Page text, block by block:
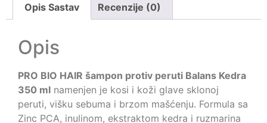
Opis Sastav Recenzije (0)
Opis
PRO BIO HAIR šampon protiv peruti Balans Kedra
350 ml namenjen je kosi i koži glave sklonoj
peruti, višku sebuma i brzom mašćenju. Formula sa
Zinc PCA, inulinom, ekstraktom kedra i ruzmarina